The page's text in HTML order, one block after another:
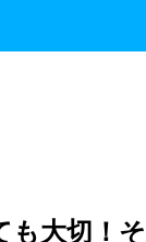
も大切！